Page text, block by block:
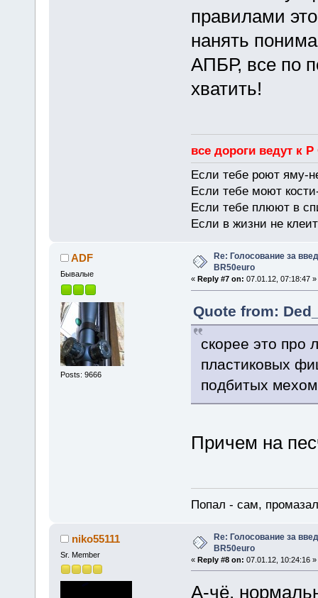
правилами
нанять
АПБР, все по
хватить!
все дороги ведут к
Если тебе роют яму-
Если тебе моют
Если тебе плюют в
Если в жизни не
ADF
Бывалые
Posts: 9666
Re: Голосование за
BR50euro
« Reply #7 on: 07.01.12, 07:18:47 »
Quote from:
скорее это про
пластиковых
подбитых
Причем на
Попал - сам,
niko55111
Sr. Member
Re: Голосование за
BR50euro
« Reply #8 on: 07.01.12, 10:24:16 »
А-чё,